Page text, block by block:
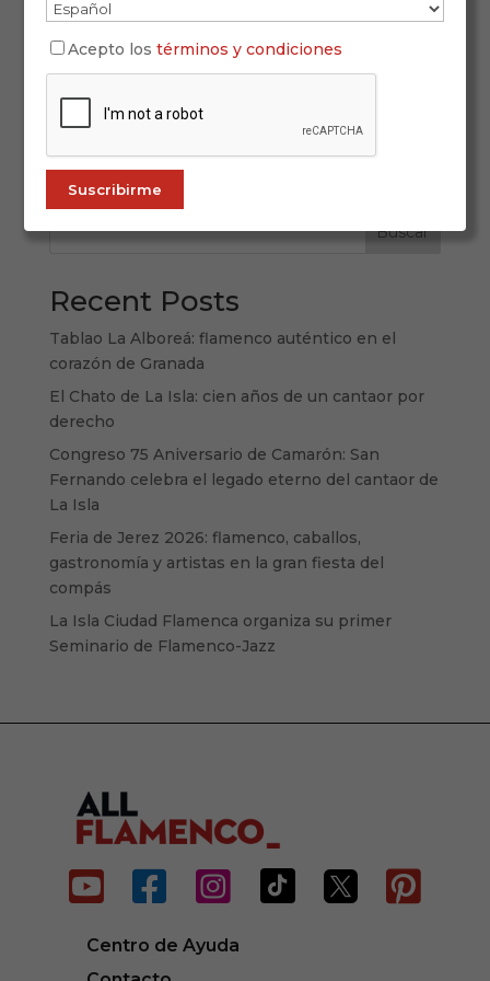
El flamenco se siente con el alma, pero también
se saborea. La fusión entre el arte jondo y la
gastronomía local se ha convertido en una
experiencia imprescindible para quienes desean
vivir España desde sus pasiones más profundas.
Buscar
Recent Posts
Tablao La Alboreá: flamenco auténtico en el
corazón de Granada
El Chato de La Isla: cien años de un cantaor por
derecho
Congreso 75 Aniversario de Camarón: San
Fernando celebra el legado eterno del cantaor de
La Isla
Feria de Jerez 2026: flamenco, caballos,
gastronomía y artistas en la gran fiesta del
compás
La Isla Ciudad Flamenca organiza su primer
Seminario de Flamenco-Jazz
     
Centro de Ayuda
Acepto lostérminos y condiciones